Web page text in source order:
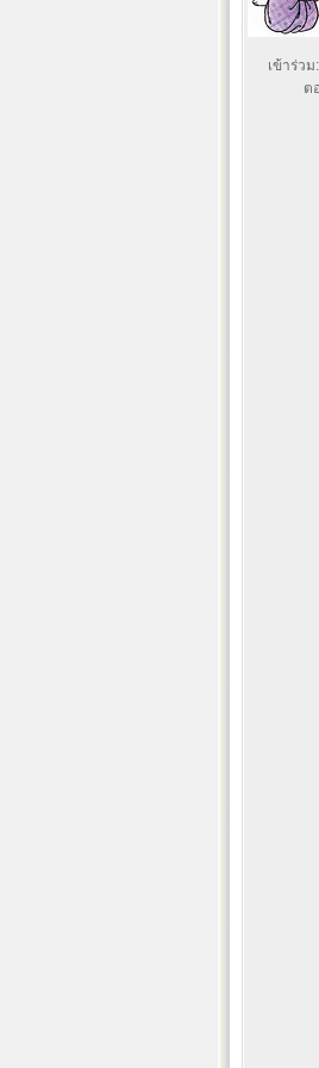
เข้าร่ว
ต